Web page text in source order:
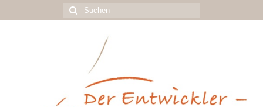
Suchen
nach: